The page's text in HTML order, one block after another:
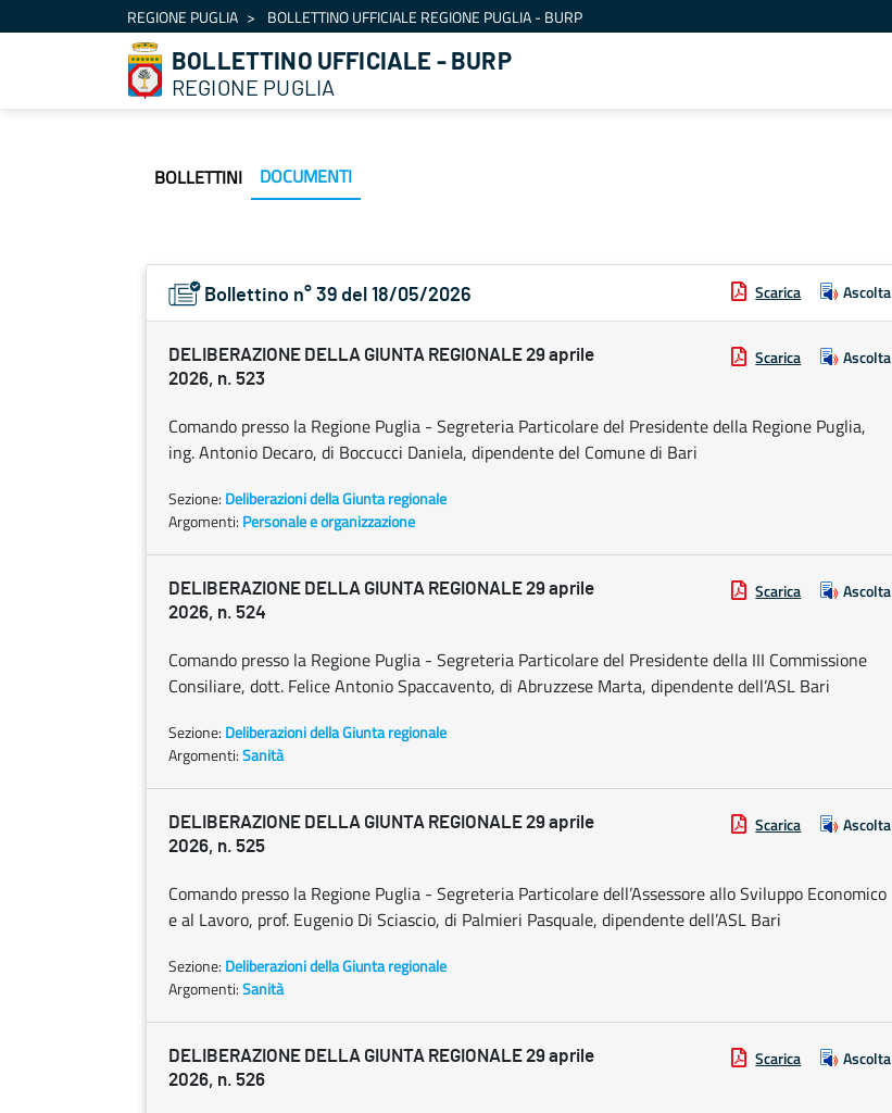
Skip to ContentREGIONE PUGLIA BOLLETTINO UFFICIALE REGIONE PUGLIA - BURP
BOLLETTINO UFFICIALE - BURP
REGIONE PUGLIA
BOLLETTINI DOCUMENTI
Bollettino n° 39 del 18/05/2026 Scarica Ascolta
DELIBERAZIONE DELLA GIUNTA REGIONALE 29 aprile
2026, n. 523
Scarica Ascolta
Comando presso la Regione Puglia - Segreteria Particolare del Presidente della Regione Puglia,
ing. Antonio Decaro, di Boccucci Daniela, dipendente del Comune di Bari
Sezione: Deliberazioni della Giunta regionale
Argomenti: Personale e organizzazione
DELIBERAZIONE DELLA GIUNTA REGIONALE 29 aprile
2026, n. 524
Scarica Ascolta
Comando presso la Regione Puglia - Segreteria Particolare del Presidente della III Commissione
Consiliare, dott. Felice Antonio Spaccavento, di Abruzzese Marta, dipendente dell’ASL Bari
Sezione: Deliberazioni della Giunta regionale
Argomenti:Sanità
DELIBERAZIONE DELLA GIUNTA REGIONALE 29 aprile
2026, n. 525
Scarica Ascolta
Comando presso la Regione Puglia - Segreteria Particolare dell’Assessore allo Sviluppo Economico
e al Lavoro, prof. Eugenio Di Sciascio, di Palmieri Pasquale, dipendente dell’ASL Bari
Sezione: Deliberazioni della Giunta regionale
Argomenti:Sanità
DELIBERAZIONE DELLA GIUNTA REGIONALE 29 aprile
2026, n. 526
Scarica Ascolta